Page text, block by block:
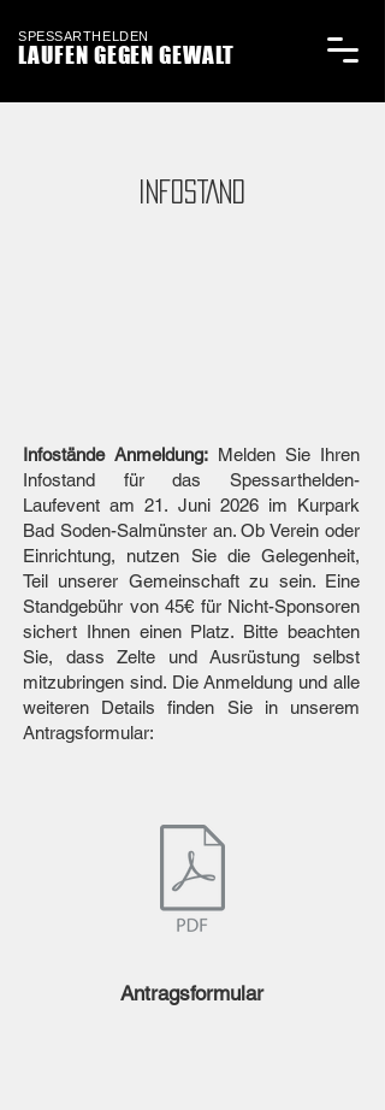
SPESSARTHELDEN
LAUFEN GEGEN GEWALT
INFOSTAND
Infostände Anmeldung: Melden Sie Ihren
Infostand für das Spessarthelden-
Laufevent am 21. Juni 2026 im Kurpark
Bad Soden-Salmünster an. Ob Verein oder
Einrichtung, nutzen Sie die Gelegenheit,
Teil unserer Gemeinschaft zu sein. Eine
Standgebühr von 45€ für Nicht-Sponsoren
sichert Ihnen einen Platz. Bitte beachten
Sie, dass Zelte und Ausrüstung selbst
mitzubringen sind. Die Anmeldung und alle
weiteren Details finden Sie in unserem
Antragsformular:
Antragsformular